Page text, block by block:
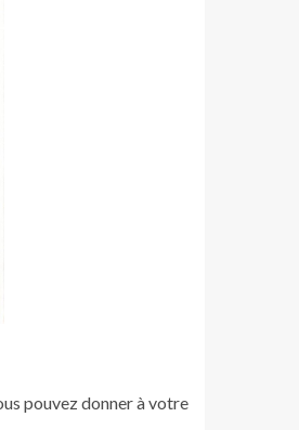
pouvez donner à votre